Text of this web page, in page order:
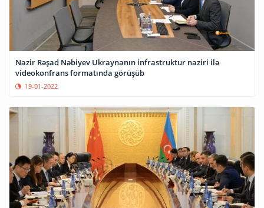
Nazir Rəşad Nəbiyev Ukraynanın infrastruktur naziri ilə
videokonfrans formatında görüşüb
19-01-2022